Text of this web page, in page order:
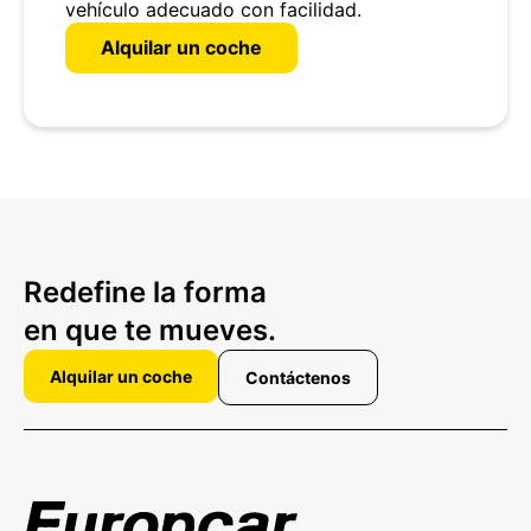
vehículo adecuado con facilidad.
Alquilar un coche
Redefine la forma
en que te mueves.
Alquilar un coche Contáctenos